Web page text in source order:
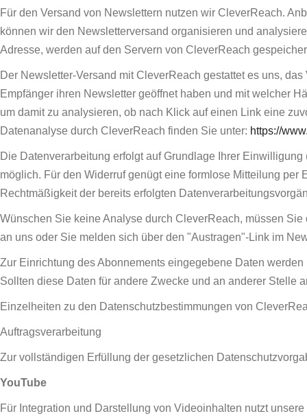
Für den Versand von Newslettern nutzen wir CleverReach.
können wir den Newsletterversand organisieren und
Adresse, werden auf den Servern von CleverReach
Der Newsletter-Versand mit CleverReach gestattet es uns,
Empfänger ihren Newsletter geöffnet haben und mit welcher
um damit zu analysieren, ob nach Klick auf einen Link eine
Datenanalyse durch CleverReach finden Sie unter: https://
Die Datenverarbeitung erfolgt auf Grundlage Ihrer
möglich. Für den Widerruf genügt eine formlose Mitteilung
Rechtmäßigkeit der bereits erfolgten
Wünschen Sie keine Analyse durch CleverReach, müssen
an uns oder Sie melden sich über den "Austragen"-Link im
Zur Einrichtung des Abonnements eingegebene Daten
Sollten diese Daten für andere Zwecke und an anderer Stelle
Einzelheiten zu den Datenschutzbestimmungen von
Auftragsverarbeitung
Zur vollständigen Erfüllung der gesetzlichen
YouTube
Für Integration und Darstellung von Videoinhalten nutzt